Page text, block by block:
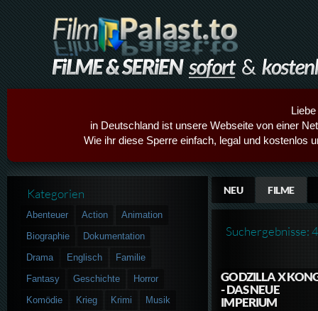
in Deutschland ist unsere Webseite von einer
Wie ihr diese Sperre einfach, legal und kostenlos
NEU FILME
Suchergebnisse:
GODZILLA X
- DAS NEUE
IMPERIUM
Kategorien
Abenteuer Action
Animation
Biographie
Dokumentation
Drama
Englisch
Familie
Fantasy
Geschichte
Horror
Komödie
Krieg Krimi
Musik